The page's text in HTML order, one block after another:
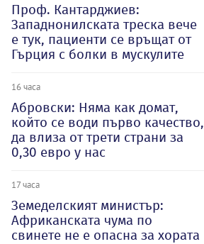
Проф. Кантарджиев:
Западнонилската треска вече
е тук, пациенти се връщат от
Гърция с болки в мускулите
16 часа
Абровски: Няма как домат,
който се води първо качество,
да влиза от трети страни за
0,30 евро у нас
17 часа
Земеделският министър:
Африканската чума по
свинете не е опасна за хората